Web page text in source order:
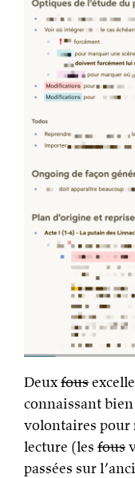
Deuxfous
connaissant bien
volontaires pour
lecture (les fous
passées sur